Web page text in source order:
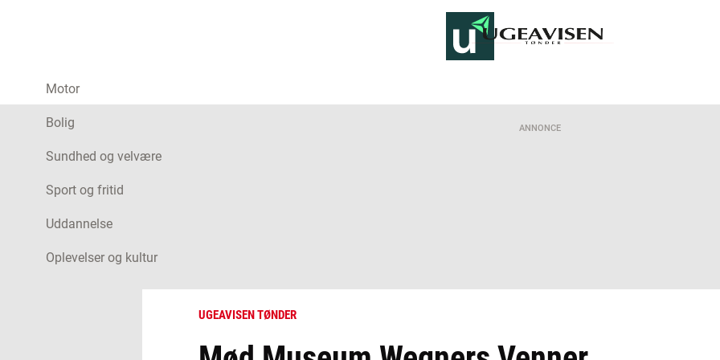
Motor
Bolig
Sundhed og velvære
Sport og fritid
Uddannelse
Oplevelser og kultur
ANNONCE
UGEAVISEN TØNDER